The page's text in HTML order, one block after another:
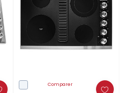
Comparer